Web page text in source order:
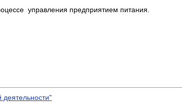
управления предприятием питания.